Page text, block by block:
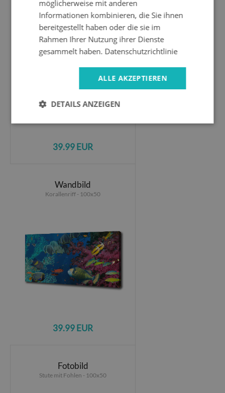
Fotobild
Vogelkäfige - 100x50
39.99 EUR
Wandbild
Korallenriff - 100x50
39.99 EUR
Fotobild
Stute mit Fohlen - 100x50
möglicherweise mit anderen
Informationen kombinieren, die Sie ihnen
bereitgestellt haben oder die sie im
Rahmen Ihrer Nutzung ihrer Dienste
gesammelt haben. Datenschutzrichtlinie
ALLE AKZEPTIEREN
DETAILS ANZEIGEN